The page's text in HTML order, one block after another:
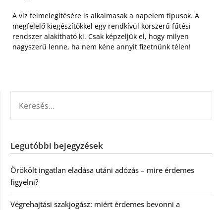
A víz felmelegítésére is alkalmasak a napelem típusok. A
megfelelő kiegészítőkkel egy rendkívül korszerű fűtési
rendszer alakítható ki. Csak képzeljük el, hogy milyen
nagyszerű lenne, ha nem kéne annyit fizetnünk télen!
Legutóbbi bejegyzések
Örökölt ingatlan eladása utáni adózás – mire érdemes
figyelni?
Végrehajtási szakjogász: miért érdemes bevonni a